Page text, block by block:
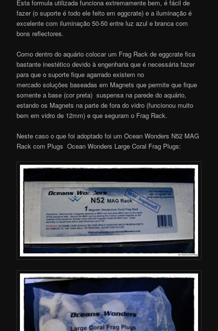
Esta formula utilizada funciona extremamente bem, é fácil de
fazer (o suporte é todo ele feito em eggcrate) e a iluminação é
excelente com iluminação 50-50 entre luz azul e branca com
bons reflectores.
Como dentro do aquário colocar um Frag Rack de eggcrate fica
bastante inestético devido à engenharia que é necessária fazer
para que o suporte fique agarrado existem no
mercado soluções baseadas em Magnets que permite que fique
somente a base (cor preta) suspensa na parede do aquário,
estando os Magnets na parte de fora do vidro (funcionou muito
bem em vidro de 12mm) e que seguram o Frag Rack.
Neste caso o que foi adoptado foi um Ocean Wonders N52 MAG
Rack com Plugs Ocean Wonders Large Coral Frag Plugs: